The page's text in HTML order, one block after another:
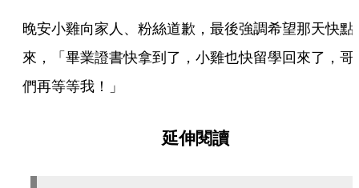
晚安小雞向家人、粉絲道歉，最後強調希望那天快點
來，「畢業證書快拿到了，小雞也快留學回來了，哥
們再等等我！」
延伸閱讀